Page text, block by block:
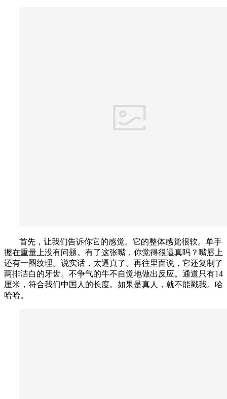
首先，让我们告诉你它的感觉。它的整体感觉很软。单手
握在重量上没有问题。有了这张嘴，你觉得很逼真吗？嘴唇上
还有一圈纹理。说实话，太逼真了。再往里面说，它还复制了
两排洁白的牙齿。不争气的牛不自觉地做出反应。通道只有14
厘米，符合我们中国人的长度。如果是真人，就不能戳我。哈
哈哈。